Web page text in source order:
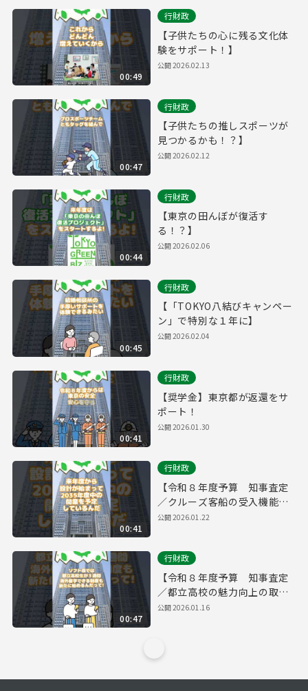
00:49
行財政
【子供たちの心に残る文化体
験をサポート！】
公開2026.02.13
00:47
行財政
【子供たちの推しスポーツが
見つかるかも！？】
公開2026.02.12
00:44
行財政
【東京の田んぼが復活す
る！？】
公開2026.02.06
00:45
行財政
【「TOKYO八結びキャンペー
ン」で特別な１年に】
公開2026.02.04
00:41
行財政
【奨学金】東京都が返還をサ
ポート！
公開2026.01.30
00:41
行財政
【令和８年度予算 知事査定
／クルーズ客船の受入機能を
強化】
公開2026.01.22
00:47
行財政
【令和８年度予算 知事査定
／都立高校の魅力向上の取
組】
公開2026.01.16